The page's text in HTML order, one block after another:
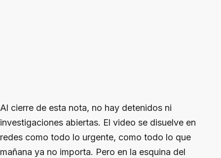
Al cierre de esta nota, no hay detenidos ni
investigaciones abiertas. El video se disuelve en
redes como todo lo urgente, como todo lo que
mañana ya no importa. Pero en la esquina del